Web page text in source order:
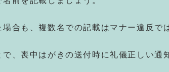
合も、複数名での記載はマナー違反で
、喪中はがきの送付時に礼儀正しい通